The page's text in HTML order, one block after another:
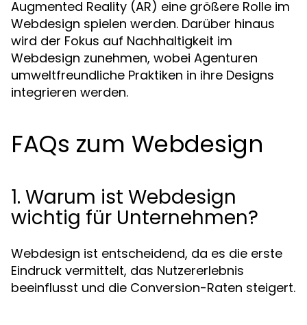
Augmented Reality (AR) eine größere Rolle im
Webdesign spielen werden. Darüber hinaus
wird der Fokus auf Nachhaltigkeit im
Webdesign zunehmen, wobei Agenturen
umweltfreundliche Praktiken in ihre Designs
integrieren werden.
FAQs zum Webdesign
1. Warum ist Webdesign
wichtig für Unternehmen?
Webdesign ist entscheidend, da es die erste
Eindruck vermittelt, das Nutzererlebnis
beeinflusst und die Conversion-Raten steigert.